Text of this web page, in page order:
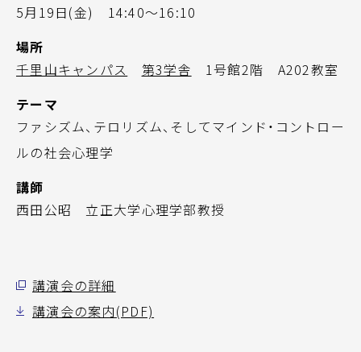
5月19日(金) 14:40～16:10
場所
千里山キャンパス
第3学舎 1号館2階 A202教室
テーマ
ファシズム、テロリズム、そしてマインド・コントロー
ルの社会心理学
講師
西田公昭 立正大学心理学部教授
講演会の詳細
講演会の案内(PDF)